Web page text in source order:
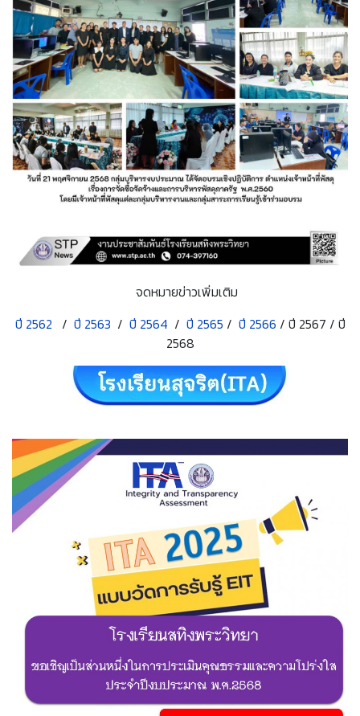
จดหมายข่าวเพิ่มเติม
ปี 2562 / ปี 2563 / ปี 2564 / ปี 2565 / ปี 2566 / ปี 2567 / ปี
2568